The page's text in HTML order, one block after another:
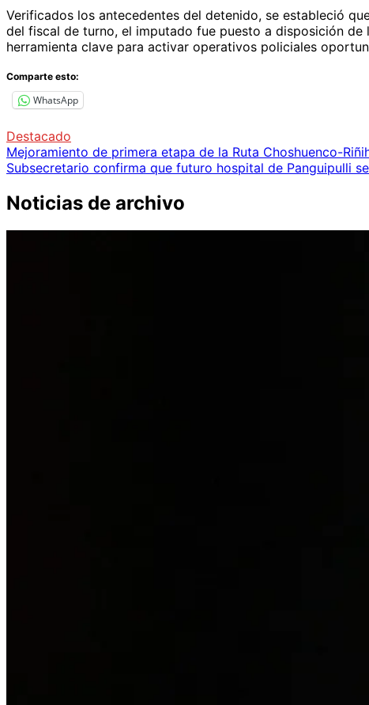
Verificados los antecedentes del detenido, se estableció
del fiscal de turno, el imputado fue puesto a disposición
herramienta clave para activar operativos policiales
Comparte esto:
WhatsApp
Destacado
Navegación
de
entradas
Mejoramiento de primera etapa de la Ruta Choshuenco-
Subsecretario confirma que futuro hospital de Panguipulli
Noticias de archivo